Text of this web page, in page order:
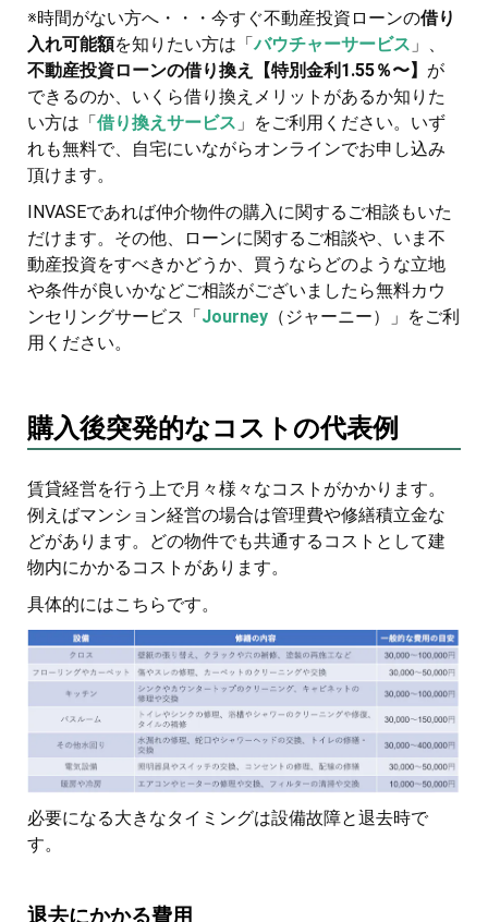
※時間がない方へ・・・今すぐ不動産投資ローンの借り
入れ可能額を知りたい方は「バウチャーサービス 」、
不動産投資ローンの借り換え【特別金利1.55％〜】 が
できるのか、いくら借り換えメリットがあるか知りた
い方は「借り換えサービス 」をご利用ください。いず
れも無料で、自宅にいながらオンラインでお申し込み
頂けます。
INVASEであれば仲介物件の購入に関するご相談もいた
だけます。その他、ローンに関するご相談や、いま不
動産投資をすべきかどうか、買うならどのような立地
や条件が良いかなどご相談がございましたら無料カウ
ンセリングサービス「Journey （ジャーニー）」をご利
用ください。
購入後突発的なコストの代表例
賃貸経営を行う上で月々様々なコストがかかります。
例えばマンション経営の場合は管理費や修繕積立金な
どがあります。どの物件でも共通するコストとして建
物内にかかるコストがあります。
具体的にはこちらです。
必要になる大きなタイミングは設備故障と退去時で
す。
退去にかかる費用